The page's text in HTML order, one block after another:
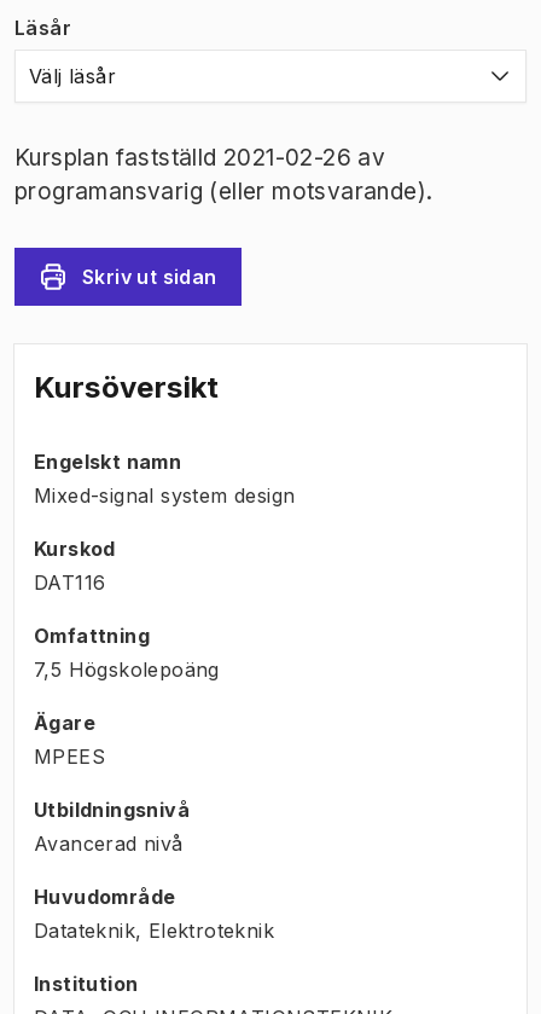
Läsår
Välj läsår
Kursplan fastställd 2021-02-26 av
programansvarig (eller motsvarande).
Skriv ut sidan
Kursöversikt
Engelskt namn
Mixed-signal system design
Kurskod
DAT116
Omfattning
7,5 Högskolepoäng
Ägare
MPEES
Utbildningsnivå
Avancerad nivå
Huvudområde
Datateknik, Elektroteknik
Institution